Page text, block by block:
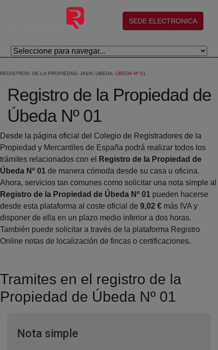
Salta al contingut principal
(abre en nueva ventana)
SEDE ELECTRONICA
REGISTROS DE LA PROPIEDAD JAEN UBEDA ÚBEDA Nº 01
Registro de la Propiedad de
Úbeda Nº 01
Desde la página oficial del Colegio de Registradores de la
Propiedad y Mercantiles de España podrá realizar todos los
trámites relacionados con el
Registro de la Propiedad de
Úbeda Nº 01 de manera cómoda desde su casa u oficina.
Ahora, servicios tan comunes como solicitar una nota simple al
Registro de la Propiedad de Úbeda Nº 01 pueden hacerse
desde esta plataforma al coste oficial de 9,02 € más IVA y
disponer de ella en un plazo medio inferior a dos horas.
También puede solicitar a través de la plataforma Registro
Online notas de localización de fincas o certificaciones.
Tramites en el registro de la
Propiedad de Úbeda Nº 01
Nota simpleVentana nueva